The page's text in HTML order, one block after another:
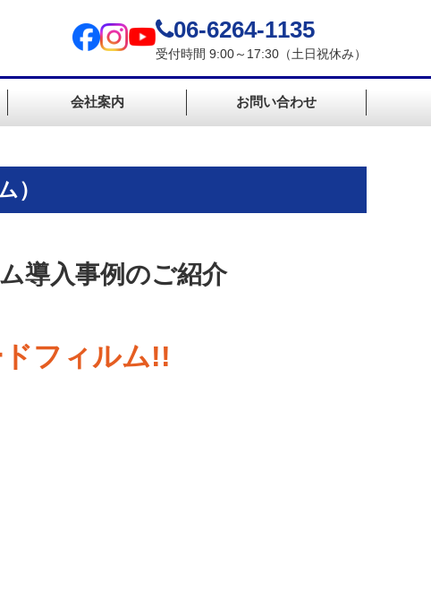
06-6264-1135
受付時間 9:00～17:30（土日祝休み）
会社案内 お問い合わせ
）
導入事例のご紹介
フィルム!!